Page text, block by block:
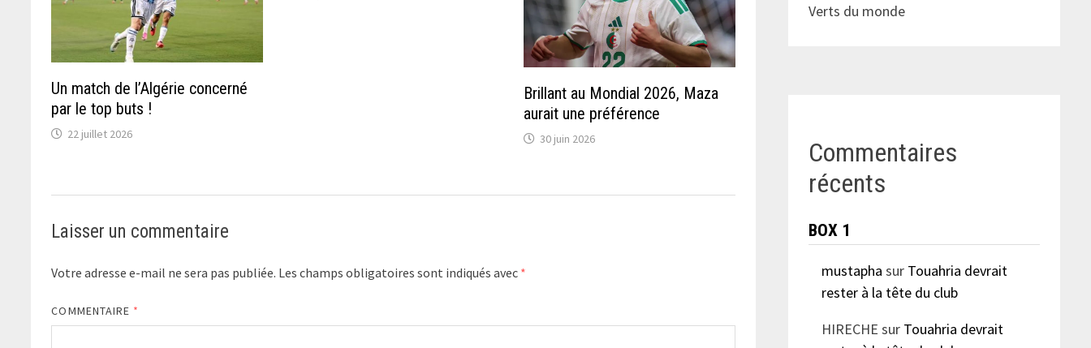
Un match de l’Algérie concerné
par le top buts !
22 juillet 2026
Brillant au Mondial 2026, Maza
aurait une préférence
30 juin 2026
Laisser un commentaire
Votre adresse e-mail ne sera pas publiée. Les champs obligatoires sont indiqués avec *
COMMENTAIRE *
Verts du monde
Commentaires
récents
BOX 1
mustapha sur Touahria devrait
rester à la tête du club
HIRECHE sur Touahria devrait